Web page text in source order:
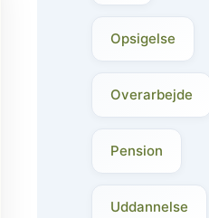
Opsigelse
Overarbejde
Pension
Uddannelse